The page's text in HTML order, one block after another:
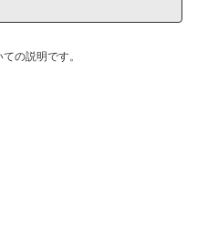
の説明です。